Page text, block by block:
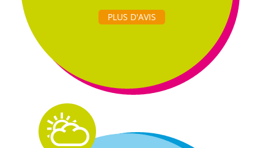
PLUS D'AVIS